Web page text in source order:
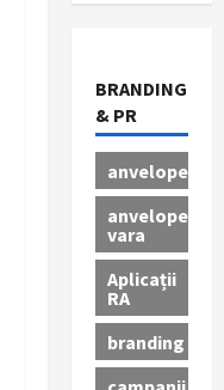
BRANDING
& PR
anvelope
anvelope
vara
Aplicații
RA
branding